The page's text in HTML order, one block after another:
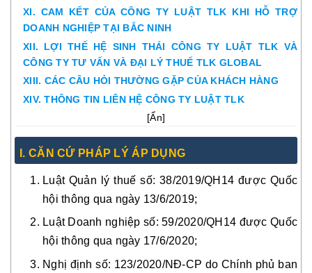
XI. CAM KẾT CỦA CÔNG TY LUẬT TLK KHI HỖ TRỢ
DOANH NGHIỆP TẠI BẮC NINH
XII. LỢI THẾ HỆ SINH THÁI CÔNG TY LUẬT TLK VÀ
CÔNG TY TƯ VẤN VÀ ĐẠI LÝ THUẾ TLK GLOBAL
XIII. CÁC CÂU HỎI THƯỜNG GẶP CỦA KHÁCH HÀNG
XIV. THÔNG TIN LIÊN HỆ CÔNG TY LUẬT TLK
[Ẩn]
I. CĂN CỨ PHÁP LÝ ÁP DỤNG
Luật Quản lý thuế số: 38/2019/QH14 được Quốc
hội thông qua ngày 13/6/2019;
Luật Doanh nghiệp số: 59/2020/QH14 được Quốc
hội thông qua ngày 17/6/2020;
Nghị định số: 123/2020/NĐ-CP do Chính phủ ban